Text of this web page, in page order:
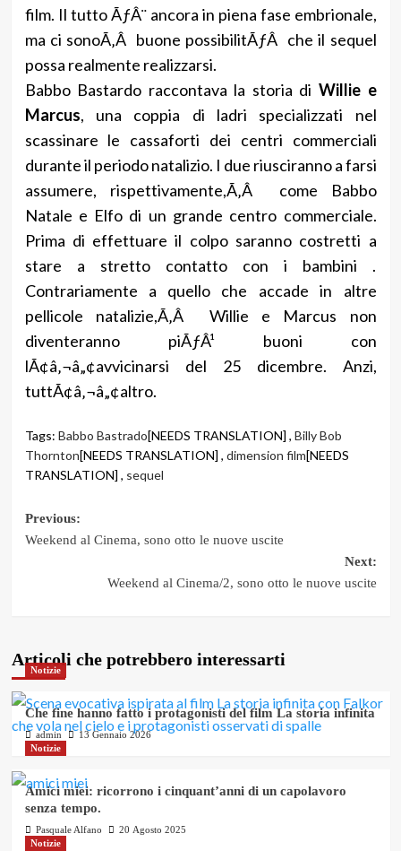
film. Il tutto ÃƒÂ¨ ancora in piena fase embrionale,
ma ci sonoÃ‚Â buone possibilitÃƒÂ che il sequel
possa realmente realizzarsi.
Babbo Bastardo raccontava la storia di Willie e
Marcus, una coppia di ladri specializzati nel
scassinare le cassaforti dei centri commerciali
durante il periodo natalizio. I due riusciranno a farsi
assumere, rispettivamente,Ã‚Â come Babbo
Natale e Elfo di un grande centro commerciale.
Prima di effettuare il colpo saranno costretti a
stare a stretto contatto con i bambini .
Contrariamente a quello che accade in altre
pellicole natalizie,Ã‚Â Willie e Marcus non
diventeranno piÃƒÂ¹ buoni con
lÃ¢â‚¬â„¢avvicinarsi del 25 dicembre. Anzi,
tuttÃ¢â‚¬â„¢altro.
Tags: Babbo Bastrado[NEEDS TRANSLATION] , Billy Bob
Thornton[NEEDS TRANSLATION] , dimension film[NEEDS
TRANSLATION] , sequel
Post
Previous:
Weekend al Cinema, sono otto le nuove uscite
Next:
Weekend al Cinema/2, sono otto le nuove uscite
Articoli che potrebbero interessarti
Notizie
Che fine hanno fatto i protagonisti del film La storia infinita
admin
13 Gennaio 2026
Notizie
Amici miei: ricorrono i cinquant’anni di un capolavoro
senza tempo.
Pasquale Alfano
20 Agosto 2025
Notizie